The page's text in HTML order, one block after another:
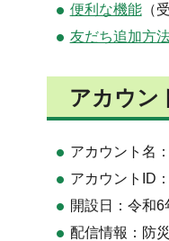
便利な機能（
友だち追加方
アカウン
アカウント名
アカウントID
開設日：令和
配信情報：防